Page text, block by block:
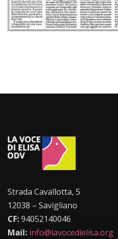
Strada Cavallotta, 5
12038 – Savigliano
CF:94052140046
Mail: info@lavocedielisa.org